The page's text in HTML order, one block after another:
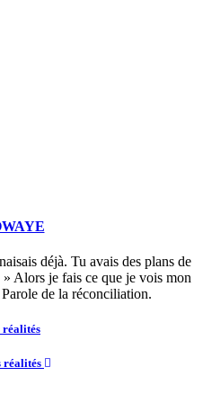
déjà. Tu avais des plans de
Alors je fais ce que je vois mon
de la réconciliation.
réalités
réalités